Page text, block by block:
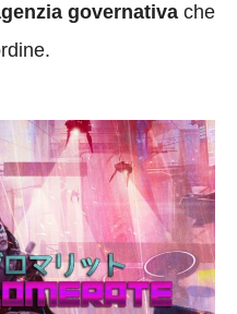
governativa che